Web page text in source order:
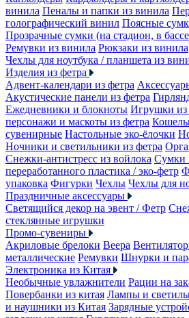
винила Пеналы и папки из винила
голографический винил Поясные
Прозрачные сумки (на стадион, в
Ремувки из винила Рюкзаки из винила
Чехлы для ноутбука / планшета из
Изделия из фетра
Адвент-календари из фетра
Акустические панели из фетра
Ежедневники и блокноты Игрушки из
персонажи и маскоты из фетра
сувенирные Настольные эко-ёлочки
Ночники и светильники из фетра
Снежки-антистресс из войлока Сумки
переработанного пластика / эко-фетр
упаковка Фигурки Чехлы Чехлы для
Праздничные аксессуары
Светящийся декор на эвент / Фетр
стеклянные игрушки
Промо-сувениры
Акриловые брелоки Веера
металлические Ремувки Шнурки и
Электроника из Китая
Необычные увлажнители Рации на
Повербанки из китая Лампы и
и наушники из Китая Зарядные